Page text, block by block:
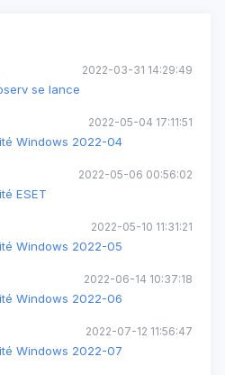
2022-03-31 14:29:49
se lance
2022-05-04 17:11:51
Windows 2022-04
2022-05-06 00:56:02
ESET
2022-05-10 11:31:21
Windows 2022-05
2022-06-14 10:37:18
Windows 2022-06
2022-07-12 11:56:47
Windows 2022-07